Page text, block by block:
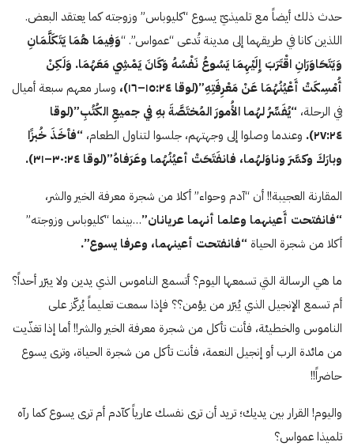
حدث ذلك أيضاً مع تلميذيّ يسوع “كليوباس” وزوجته كما يعتقد البعض.
اللذين كانا في طريقهما إلى مدينة تُدعى “عمواس”. “وَفِيمَا هُمَا يَتَكَلَّمَانِ
وَيَتَحَاوَرَانِ اقْتَرَبَ إِلَيْهِمَا يَسُوعُ نَفْسُهُ وَكَانَ يَمْشِي مَعَهُمَا. وَلَكِنْ
أُمْسِكَتْ أَعْيُنُهُمَا عَنْ مَعْرِفَتِهِ”(لوقا
۱٥:٢٤ –۱٦)، وسار معهم سبعة أميال
في الرحلة، “يُفَسِّرُ لهُما الأُمورَ المُختَصَّةَ بهِ في جميعِ الكُتُبِ”(لوقا
٢۷:٢٤ ). وعندما وصلوا إلى وجهتهم، جلسوا لتناول الطعام، “فأخَذَ خُبزًا
وبارَكَ وكسَّرَ وناوَلهُما، فانفَتَحَتْ أعيُنُهُما وعَرَفاهُ”(لوقا
٣٠:٢٤ –٣۱).
المقارنة العجيبة!! أن “آدم وحواء” أكلا من شجرة معرفة الخير والشر،
“فانفتحت أَعينهما وعلما أنهما عريانان”…بينما “كليوباس وزوجته”
أكلا من شجرة الحياة “فانفتحت أعينهما، وعرفا يسوع”.
ما هي الرسالة التي تسمعها اليوم؟ أتسمع الناموس الذي يدين ولا يبرّر أحداً؟
أم تسمع الإنجيل الذي يُبرّر من يؤمن؟؟ فإذا سمعت تعليماً يُركّز على
الناموس والخطيئة، فأنت تأكل من شجرة معرفة الخير والشر!! أما إذا تغذّيت
من مائدة الرب أو إنجيل النعمة، فأنت تأكل من شجرة الحياة، وترى يسوع
حاضراً!!
واليوم! القرار بين يديك؛ تريد أن ترى نفسك عارياً كآدم أم ترى يسوع كما رآه
تلميذا عمواس؟